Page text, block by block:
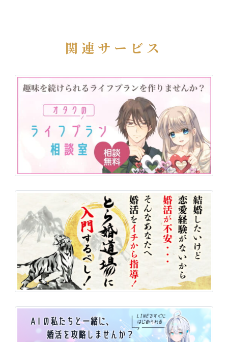
関連サービス